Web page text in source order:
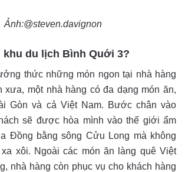
Ảnh:@steven.davignon
khu du lịch Bình Quới 3?
thức những món ngon tại nhà hàng
xưa, một nhà hàng có đa dạng món ăn,
Gòn và cả Việt Nam. Bước chân vào
sẽ được hòa mình vào thế giới ẩm
Đồng bằng sông Cửu Long mà không
xôi. Ngoài các món ăn làng quê Việt
nhà hàng còn phục vụ cho khách hàng